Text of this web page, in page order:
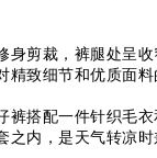
身剪裁，裤腿处呈
精致细节和优质面
裤搭配一件针织毛
之内，是天气转凉